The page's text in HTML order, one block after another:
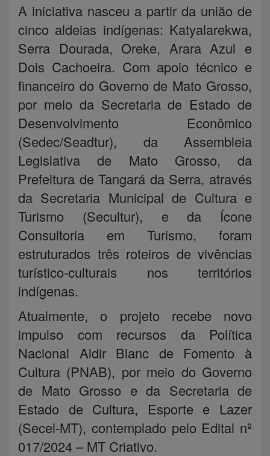
A iniciativa nasceu a partir da união de
cinco aldeias indígenas: Katyalarekwa,
Serra Dourada, Oreke, Arara Azul e
Dois Cachoeira. Com apoio técnico e
financeiro do Governo de Mato Grosso,
por meio da Secretaria de Estado de
Desenvolvimento Econômico
(Sedec/Seadtur), da Assembleia
Legislativa de Mato Grosso, da
Prefeitura de Tangará da Serra, através
da Secretaria Municipal de Cultura e
Turismo (Secultur), e da Ícone
Consultoria em Turismo, foram
estruturados três roteiros de vivências
turístico-culturais nos territórios
indígenas.
Atualmente, o projeto recebe novo
impulso com recursos da Política
Nacional Aldir Blanc de Fomento à
Cultura (PNAB), por meio do Governo
de Mato Grosso e da Secretaria de
Estado de Cultura, Esporte e Lazer
(Secel-MT), contemplado pelo Edital nº
017/2024 – MT Criativo.